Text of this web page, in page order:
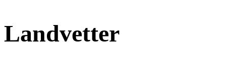
Landvetter